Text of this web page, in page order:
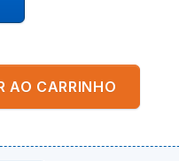
AO CARRINHO